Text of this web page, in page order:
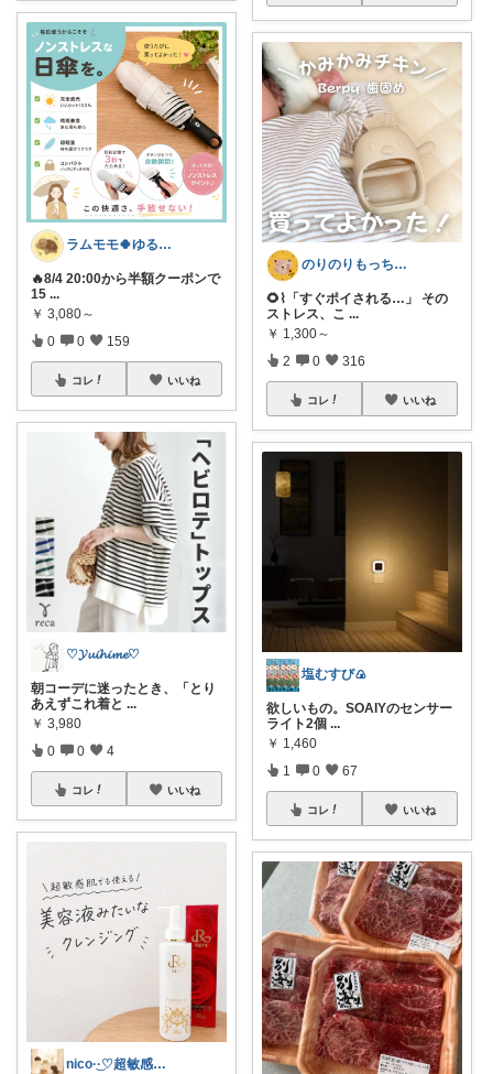
ラムモモ🍀ゆるっとミニマル
🔥8/4 20:00から半額クーポンで
15 ...
￥ 3,080～
0 0 159
コレ いいね
♡𝓨𝓾𝓲𝓱𝓲𝓶𝓮♡
朝コーデに迷ったとき、「とり
あえずこれ着と ...
￥ 3,980
0 0 4
コレ いいね
nico·͜·♡超敏感肌*美容と暮らし
のりのりもっち⌇１歳との楽しい暮らし🌻
🌻⌇「すぐポイされる…」 その
ストレス、こ ...
￥ 1,300～
2 0 316
コレ いいね
塩むすび🍙
欲しいもの。SOAIYのセンサー
ライト2個 ...
￥ 1,460
1 0 67
コレ いいね